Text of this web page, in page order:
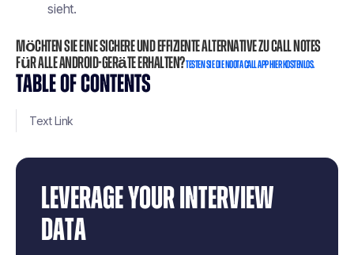
TABLE OF CONTENTS
Text Link
LEVERAGE YOUR INTERVIEW
DATA
sieht.
Möchten Sie eine sichere und effiziente Alternative zu Call Notes
für alle Android-Geräte erhalten?Testen Sie die Noota Call App hier kostenlos.